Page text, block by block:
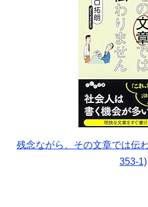
残念ながら、その文章では伝
353-1)